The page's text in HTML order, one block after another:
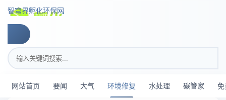
智穹界孵化环保网
搜索关键词
网站首页 要闻 大气 环境修复 水处理 碳管家 免